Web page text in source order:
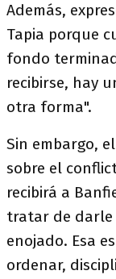
Además,
Tapia porque
fondo
recibirse, hay
otra forma".
Sin embargo,
sobre el
recibirá a
tratar de darle
enojado. Esa
ordenar,